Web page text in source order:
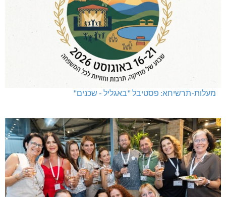
מעלות-תרשיחא: פסטיבל "באגליל - שכנים"